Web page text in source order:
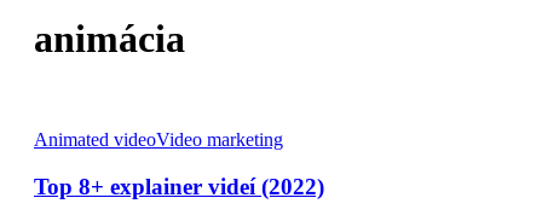
animácia
Animated videoVideo marketing
Top 8+ explainer videí (2022)